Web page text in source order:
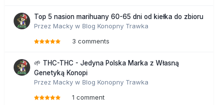
Top 5 nasion marihuany 60-65 dni od kiełka do zbioru
Przez Macky w Blog Konopny Trawka
3 comments
🌱 THC-THC - Jedyna Polska Marka z Własną
Genetyką Konopi
Przez Macky w Blog Konopny Trawka
1 comment